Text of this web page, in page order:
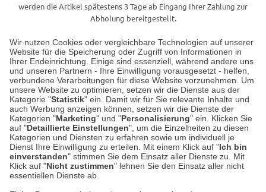
Wir nutzen Cookies oder vergleichbare Technologien auf unserer
Website für die Speicherung oder Zugriff von Informationen in
Ihrer Endeinrichtung. Einige sind essenziell, während andere uns
und unseren Partnern - Ihre Einwilligung vorausgesetzt - helfen,
verbundene Verarbeitungen für diese Website vorzunehmen. Um
unsere Website zu optimieren, setzen wir die Dienste aus der
Kategorie "Statistik" ein. Damit wir für Sie relevante Inhalte und
auch Werbung anzeigen können, setzen wir die Dienste der
Kategorien "Marketing" und "Personalisierung" ein. Klicken Sie
auf "Detaillierte Einstellungen", um die Einzelheiten zu diesen
Kategorien und Diensten zu erfahren sowie um individuell je
Dienst Ihre Einwilligung zu erteilen. Mit einem Klick auf "Ich bin
einverstanden" stimmen Sie dem Einsatz aller Dienste zu. Mit
Klick auf "Nicht zustimmen" lehnen Sie den Einsatz aller nicht
essentiellen Dienste ab.
werden die Artikel spätestens 3 Tage ab Eingang Ihrer Zahlung zur
Abholung bereitgestellt.
Unser Geschäft in Meckenheim
Auf dem Steinbüchel 6
53340 Meckenheim
Montag bis Samstag 9:00 Uhr bis 18:00 Uhr
weitere Information
Hier finden Sie uns im Netz